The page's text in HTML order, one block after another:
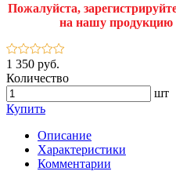
Пожалуйста,
на нашу продукцию
1 350 руб.
Количество
шт
Купить
Описание
Характеристики
Комментарии